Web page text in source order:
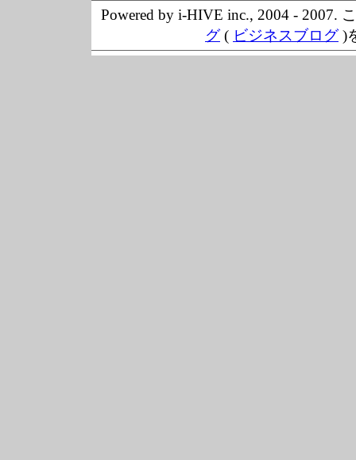
Powered by i-HIVE inc., 2004 - 2007.
グ( ビジネスブログ)